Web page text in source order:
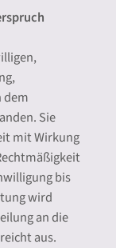
dem
Sie
mit Wirkung
bis
wird
an die
aus.